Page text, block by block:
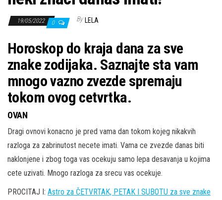
19/05/2022 0 By LELA
Horoskop do kraja dana za sve
znake zodijaka. Saznajte sta vam
mnogo vazno zvezde spremaju
tokom ovog cetvrtka.
OVAN
Dragi ovnovi konacno je pred vama dan tokom kojeg nikakvih
razloga za zabrinutost necete imati. Vama ce zvezde danas biti
naklonjene i zbog toga vas ocekuju samo lepa desavanja u kojima
cete uzivati. Mnogo razloga za srecu vas ocekuje.
PROCITAJ I: Astro za ČETVRTAK, PETAK I SUBOTU za sve znake